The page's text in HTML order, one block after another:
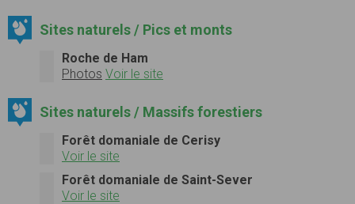
Sites naturels / Pics et monts
Roche de Ham
Photos Voir le site
Sites naturels / Massifs forestiers
Forêt domaniale de Cerisy
Voir le site
Forêt domaniale de Saint-Sever
Voir le site